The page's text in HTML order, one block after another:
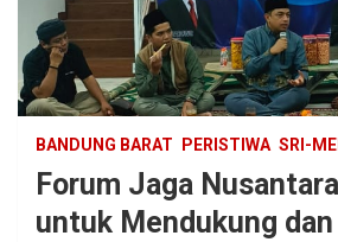
BANDUNG BARAT PERISTIWA SRI-
Forum Jaga
untuk Mendukung dan